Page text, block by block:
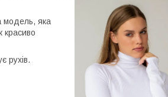
модель, яка
красиво
рухів.